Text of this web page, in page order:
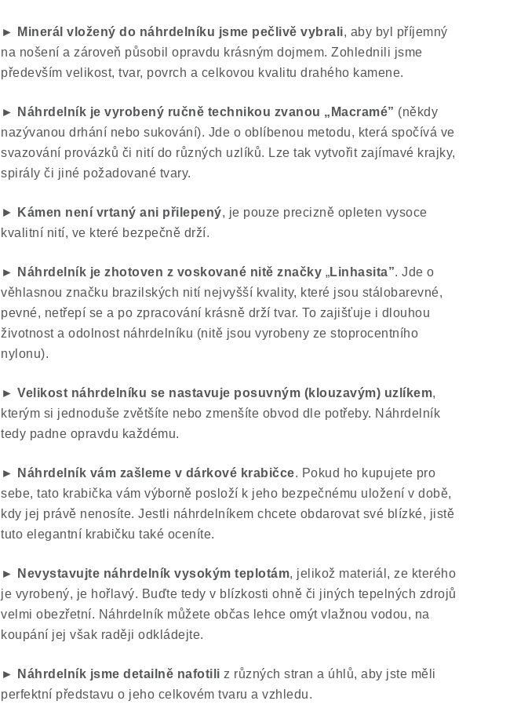
► Minerál vložený do náhrdelníku jsme pečlivě vybrali, aby byl příjemný
na nošení a zároveň působil opravdu krásným dojmem. Zohlednili jsme
především velikost, tvar, povrch a celkovou kvalitu drahého kamene.
► Náhrdelník je vyrobený ručně technikou zvanou „Macramé” (někdy
nazývanou drhání nebo sukování). Jde o oblíbenou metodu, která spočívá ve
svazování provázků či nití do různých uzlíků. Lze tak vytvořit zajímavé krajky,
spirály či jiné požadované tvary.
► Kámen není vrtaný ani přilepený, je pouze precizně opleten vysoce
kvalitní nití, ve které bezpečně drží.
► Náhrdelník je zhotoven z voskované nitě značky „Linhasita”. Jde o
věhlasnou značku brazilských nití nejvyšší kvality, které jsou stálobarevné,
pevné, netřepí se a po zpracování krásně drží tvar. To zajišťuje i dlouhou
životnost a odolnost náhrdelníku (nitě jsou vyrobeny ze stoprocentního
nylonu).
► Velikost náhrdelníku se nastavuje posuvným (klouzavým) uzlíkem,
kterým si jednoduše zvětšíte nebo zmenšíte obvod dle potřeby. Náhrdelník
tedy padne opravdu každému.
► Náhrdelník vám zašleme v dárkové krabičce. Pokud ho kupujete pro
sebe, tato krabička vám výborně posloží k jeho bezpečnému uložení v době,
kdy jej právě nenosíte. Jestli náhrdelníkem chcete obdarovat své blízké, jistě
tuto elegantní krabičku také oceníte.
► Nevystavujte náhrdelník vysokým teplotám, jelikož materiál, ze kterého
je vyrobený, je hořlavý. Buďte tedy v blízkosti ohně či jiných tepelných zdrojů
velmi obezřetní. Náhrdelník můžete občas lehce omýt vlažnou vodou, na
koupání jej však raději odkládejte.
► Náhrdelník jsme detailně nafotili z různých stran a úhlů, aby jste měli
perfektní představu o jeho celkovém tvaru a vzhledu.